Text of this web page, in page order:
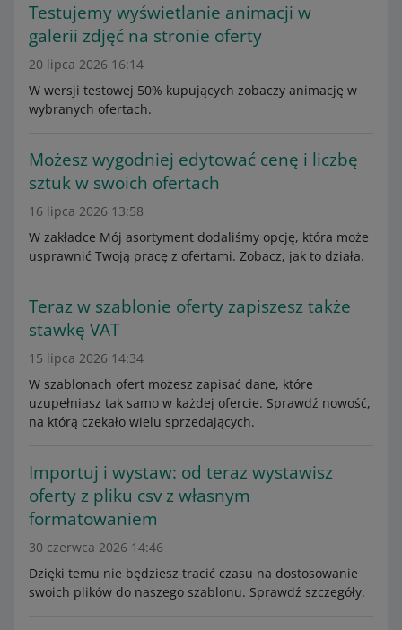
Testujemy wyświetlanie animacji w
galerii zdjęć na stronie oferty
20 lipca 2026 16:14
W wersji testowej 50% kupujących zobaczy animację w
wybranych ofertach.
Możesz wygodniej edytować cenę i liczbę
sztuk w swoich ofertach
16 lipca 2026 13:58
W zakładce Mój asortyment dodaliśmy opcję, która może
usprawnić Twoją pracę z ofertami. Zobacz, jak to działa.
Teraz w szablonie oferty zapiszesz także
stawkę VAT
15 lipca 2026 14:34
W szablonach ofert możesz zapisać dane, które
uzupełniasz tak samo w każdej ofercie. Sprawdź nowość,
na którą czekało wielu sprzedających.
Importuj i wystaw: od teraz wystawisz
oferty z pliku csv z własnym
formatowaniem
30 czerwca 2026 14:46
Dzięki temu nie będziesz tracić czasu na dostosowanie
swoich plików do naszego szablonu. Sprawdź szczegóły.